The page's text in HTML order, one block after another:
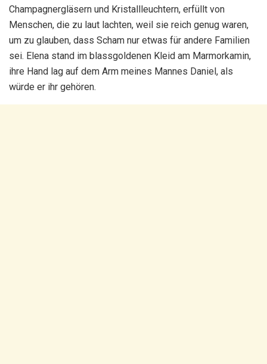
Champagnergläsern und Kristallleuchtern, erfüllt von
Menschen, die zu laut lachten, weil sie reich genug waren,
um zu glauben, dass Scham nur etwas für andere Familien
sei. Elena stand im blassgoldenen Kleid am Marmorkamin,
ihre Hand lag auf dem Arm meines Mannes Daniel, als
würde er ihr gehören.